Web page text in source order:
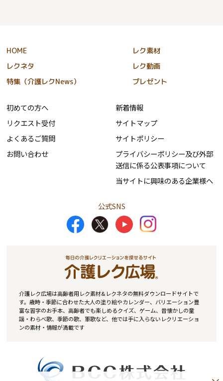
HOME
レク素材
レクネタ
レク動画
特集（介護レクNews）
プレゼント
初めての方へ
リクエスト受付
よくあるご質問
お問い合わせ
新着情報
サイトマップ
サイトポリシー
プライバシーポリシー及び外部
送信に係る公表事項について
当サイトに興味のある企業様へ
公式SNS
介護レク広場は高齢者用レク素材&レクネタの無料ダウンロードサイトで
す。歳時・季節に合わせた大人の塗り絵やカレンダー、バリエーション豊
富な習字のお手本、高齢者でも楽しめるクイズ、ゲーム、昔懐かしの童
謡・わらべ歌、季節の歌、軍歌など、他では手に入らないレクリエーショ
ンの素材・情報が満載です